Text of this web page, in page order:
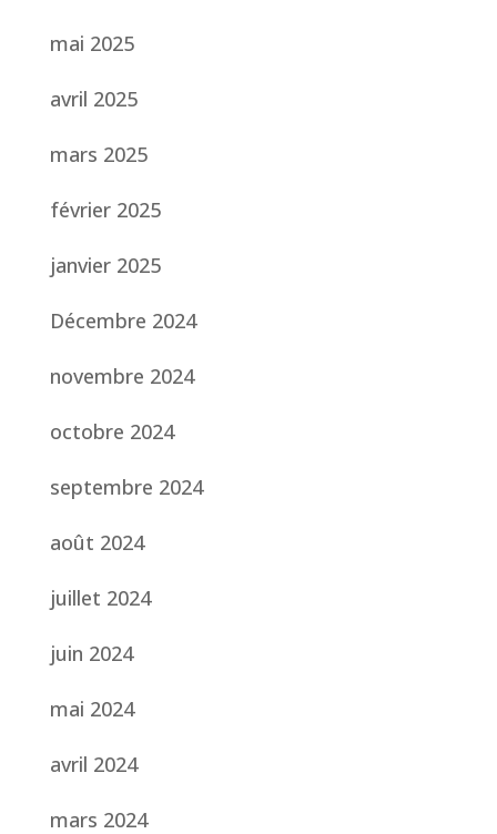
mai 2025
avril 2025
mars 2025
février 2025
janvier 2025
Décembre 2024
novembre 2024
octobre 2024
septembre 2024
août 2024
juillet 2024
juin 2024
mai 2024
avril 2024
mars 2024